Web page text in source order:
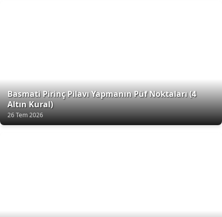
Basmati Pirinç Pilavı Yapmanın Püf Noktaları (4
Altın Kural)
26 Tem 2026